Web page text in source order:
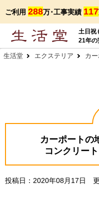
ご利用 288万･工事実績 117
土日祝
21年の
生活堂 エクステリア カ
カーポートの
コンクリー
投稿日： 2020年08月17日 更